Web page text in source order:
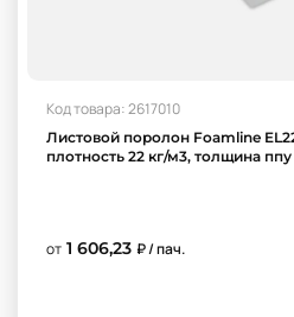
Код товара: 2617010
Листовой поролон Foamline
плотность 22 кг/м3, толщина
от 1 606,23 ₽ / пач.